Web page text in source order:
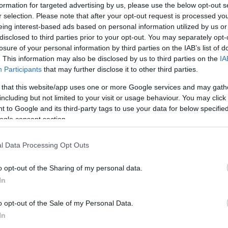
for targeted advertising by us, please use the below opt-out
selection. Please note that after your opt-out request is processed
interest-based ads based on personal information utilized by us
to third parties prior to your opt-out. You may separately
of your personal information by third parties on the IAB’s list of
This information may also be disclosed by us to third parties on the
Participants that may further disclose it to other third parties.
that this website/app uses one or more Google services and may
but not limited to your visit or usage behaviour. You may
to Google and its third-party tags to use your data for below
consent section.
Data Processing Opt Outs
opt-out of the Sharing of my personal data.
opt-out of the Sale of my Personal Data.
strategic partnership &
in the broader region.
Vt0BE1mk5Z
22:13
22:10
21:52